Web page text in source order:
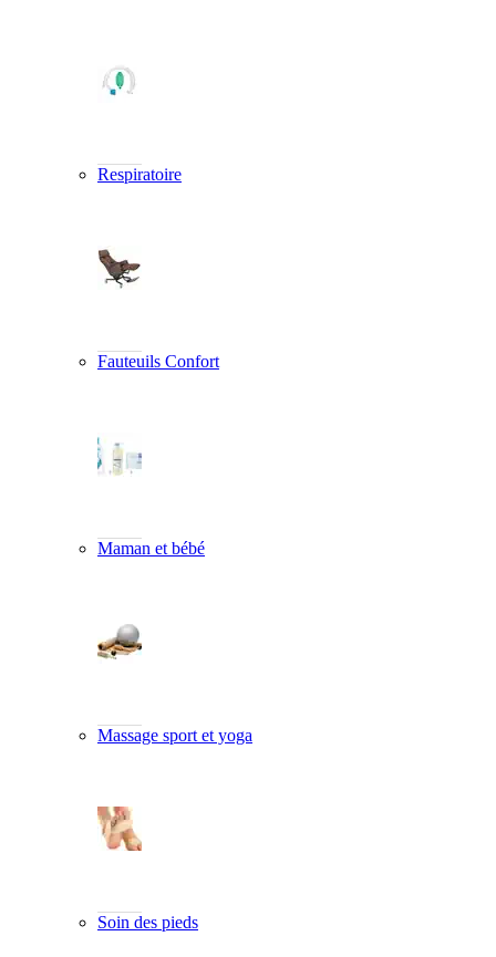
Respiratoire
Fauteuils Confort
Maman et bébé
Massage sport et yoga
Soin des pieds